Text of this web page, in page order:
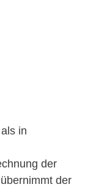
in
der
der